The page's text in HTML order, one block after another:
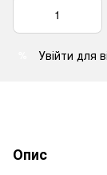
Увійти для
Опис